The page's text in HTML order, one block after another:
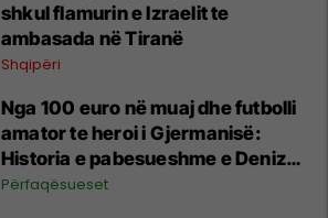
shkul flamurin e Izraelit te
ambasada në Tiranë
Shqipëri
Nga 100 euro në muaj dhe futbolli
amator te heroi i Gjermanisë:
Historia e pabesueshme e Deniz
Undav që refuzoi të dorëzohej
Përfaqësueset